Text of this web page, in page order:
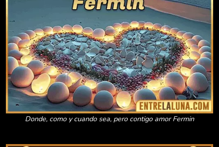
Donde, como y cuando sea, pero contigo amor Fermin